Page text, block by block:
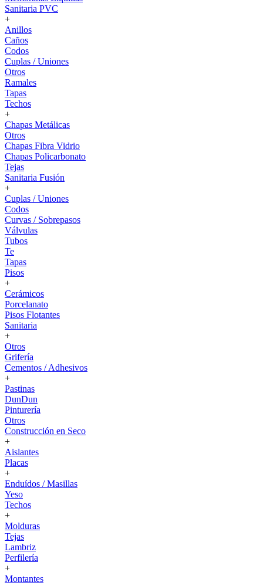
Sanitaria PVC
+
Anillos
Caños
Codos
Cuplas / Uniones
Otros
Ramales
Tapas
Techos
+
Chapas Metálicas
Otros
Chapas Fibra Vidrio
Chapas Policarbonato
Tejas
Sanitaria Fusión
+
Cuplas / Uniones
Codos
Curvas / Sobrepasos
Válvulas
Tubos
Te
Tapas
Pisos
+
Cerámicos
Porcelanato
Pisos Flotantes
Sanitaria
+
Otros
Grifería
Cementos / Adhesivos
+
Pastinas
DunDun
Pinturería
Otros
Construcción en Seco
+
Aislantes
Placas
+
Enduídos / Masillas
Yeso
Techos
+
Molduras
Tejas
Lambriz
Perfilería
+
Montantes